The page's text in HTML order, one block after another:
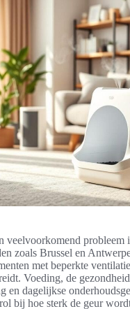
veelvoorkomend probleem
zoals Brussel en
met beperkte
Voeding, de
en dagelijkse
bij hoe sterk de geur